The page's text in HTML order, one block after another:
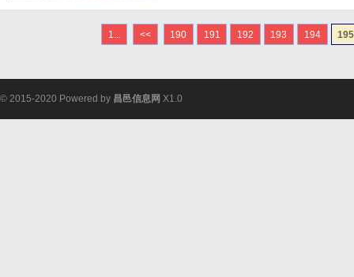
1... << 190 191 192 193 194 195
© 2015-2020 Powered by 昌邑信息网 X1.0